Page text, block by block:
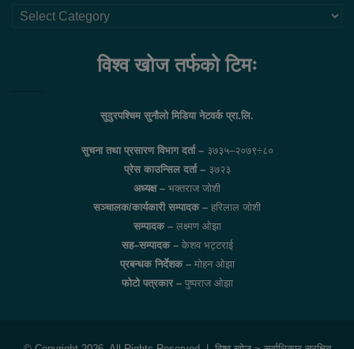
थप
विश्व खोज तर्फको टिमः
सुदुरपश्चिम सुनौलो मिडिया नेटवर्क प्रा.लि.
सुचना तथा प्रसारण विभाग दर्ता – ३७३५–२०७९÷८०
प्रेस काउन्सिल दर्ता – ३७२३
अध्यक्ष – भक्तराज जोशी
सञ्चालक/कार्यकारी सम्पादक – हरिलाल जोशी
सम्पादक –लक्ष्मण ओझा
सह–सम्पादक –केशव भट्टराई
प्रबन्धक निर्देशक –मोहन ओझा
फोटो पत्रकार –पुष्पराज ओझा